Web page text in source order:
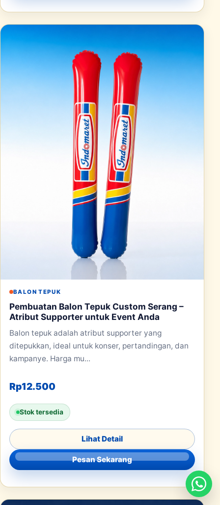
BALON TEPUK
Pembuatan Balon Tepuk Custom Serang –
Atribut Supporter untuk Event Anda
Balon tepuk adalah atribut supporter yang
ditepukkan, ideal untuk konser, pertandingan, dan
kampanye. Harga mu...
Rp12.500
Stok tersedia
Lihat Detail
Pesan Sekarang